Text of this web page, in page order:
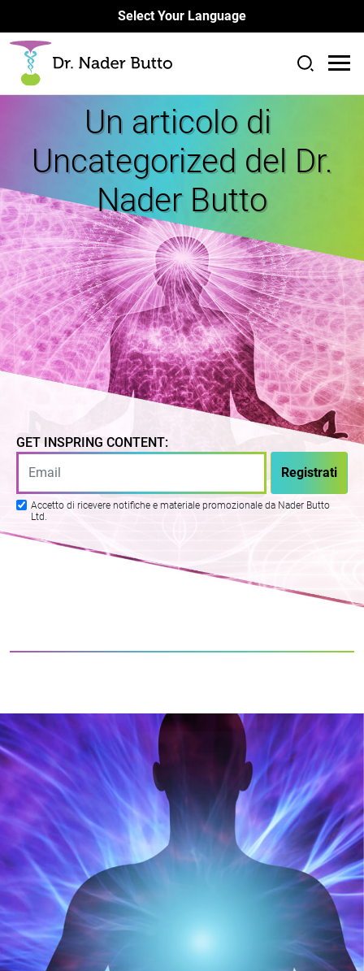
Select Your Language
Un articolo di
Uncategorized del Dr.
Nader Butto
GET INSPRING CONTENT:
Accetto di ricevere notifiche e materiale promozionale da Nader Butto
Ltd.